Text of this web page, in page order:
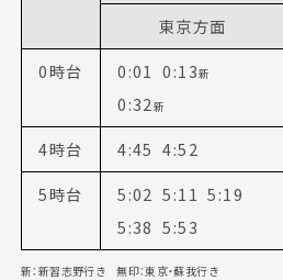
東京方面
0時台
0:01 0:13新
0:32 新
4時台
4:45 4:52
5時台
5:02 5:11 5:19
5:38 5:53
新：新習志野行き 無印：東京・蘇我行き